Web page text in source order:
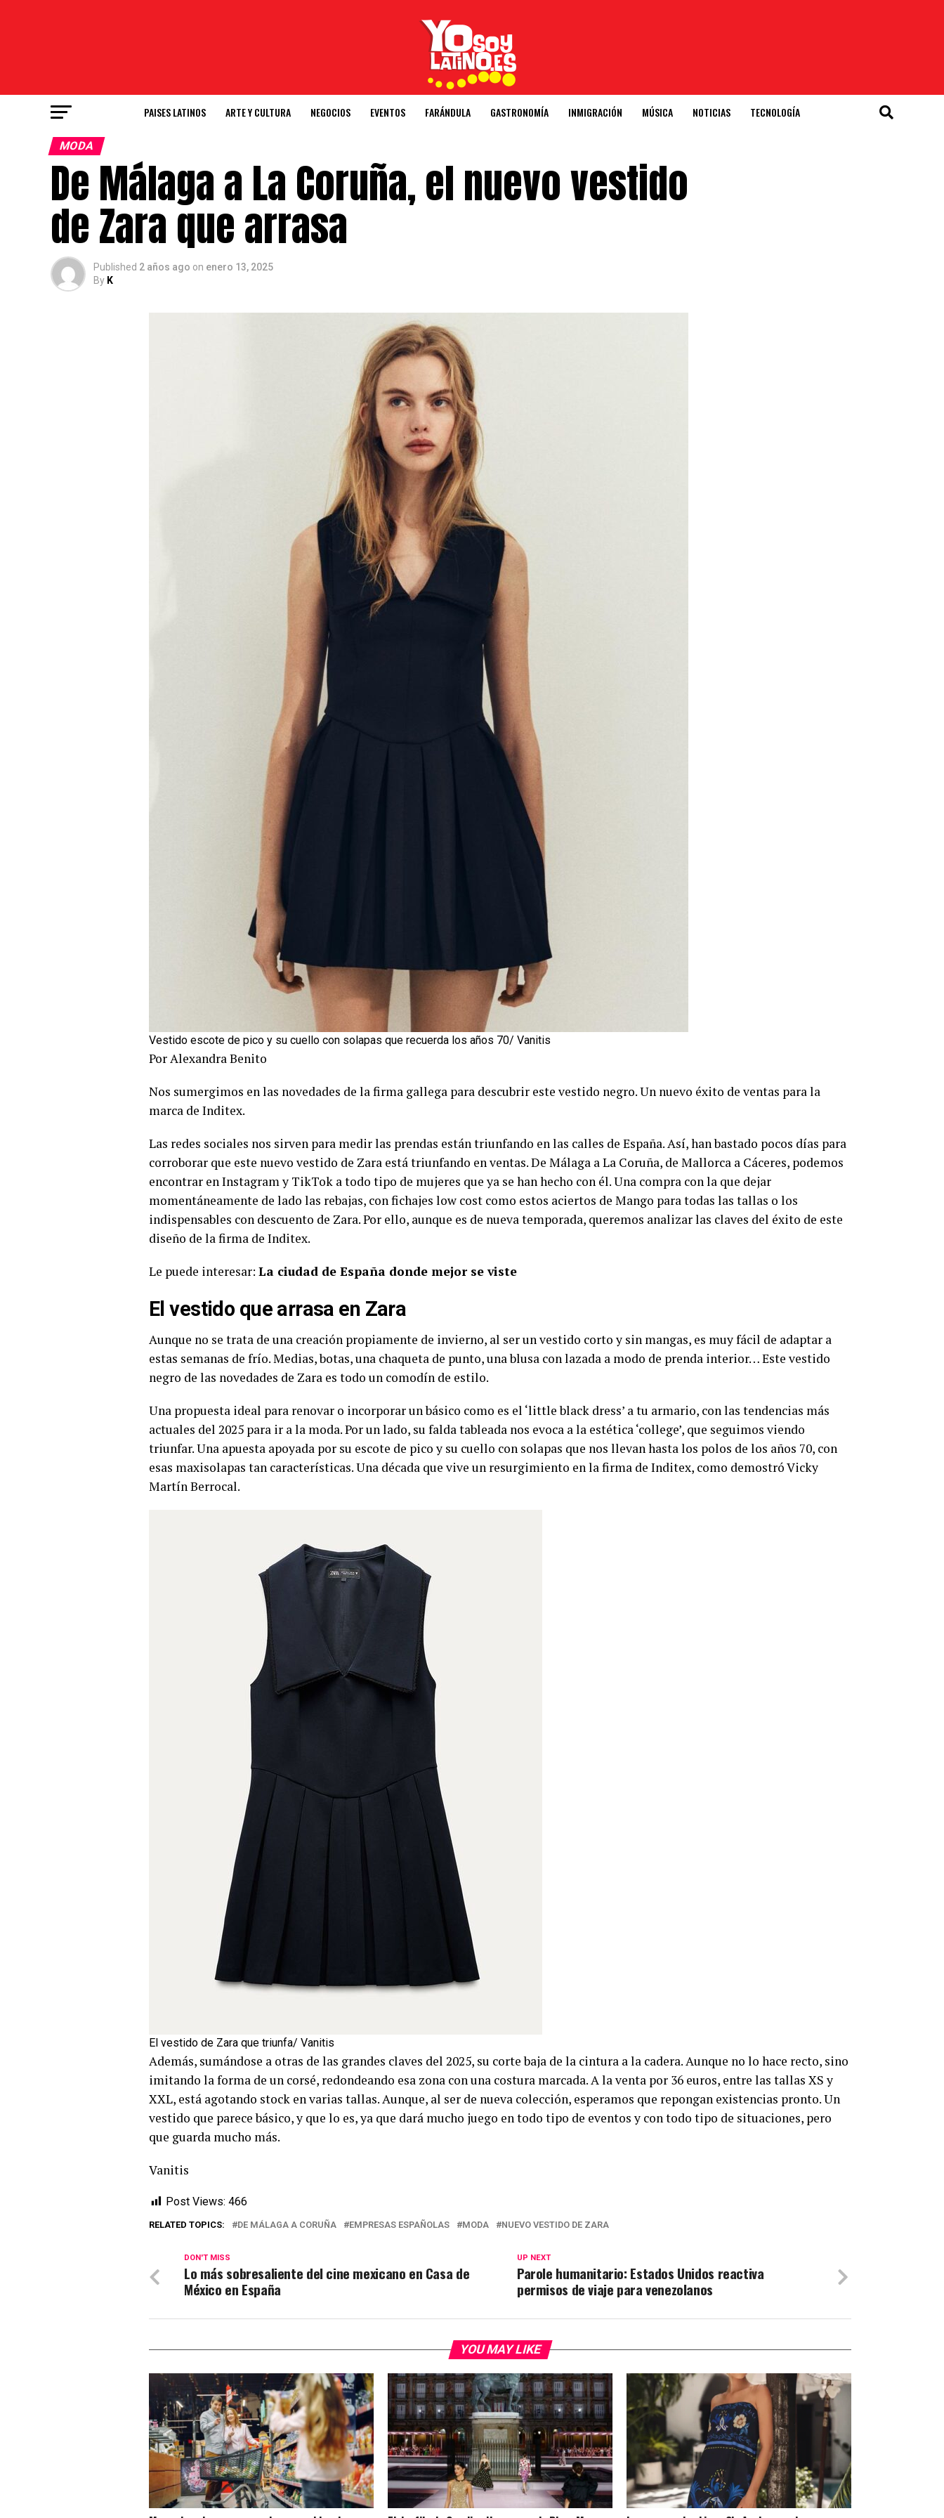
PAISES LATINOS ARTE Y CULTURA NEGOCIOS EVENTOS FARÁNDULA GASTRONOMÍA INMIGRACIÓN MÚSICA NOTICIAS TECNOLOGÍA
MODA
De Málaga a La Coruña, el nuevo vestido
de Zara que arrasa
Published 2 años ago on enero 13, 2025
By K
Vestido escote de pico y su cuello con solapas que recuerda los años 70/ Vanitis
Por Alexandra Benito
Nos sumergimos en las novedades de la firma gallega para descubrir este vestido negro. Un nuevo éxito de ventas para la
marca de Inditex.
Las redes sociales nos sirven para medir las prendas están triunfando en las calles de España. Así, han bastado pocos días para
corroborar que este nuevo vestido de Zara está triunfando en ventas. De Málaga a La Coruña, de Mallorca a Cáceres, podemos
encontrar en Instagram y TikTok a todo tipo de mujeres que ya se han hecho con él. Una compra con la que dejar
momentáneamente de lado las rebajas, con fichajes low cost como estos aciertos de Mango para todas las tallas o los
indispensables con descuento de Zara. Por ello, aunque es de nueva temporada, queremos analizar las claves del éxito de este
diseño de la firma de Inditex.
Le puede interesar: La ciudad de España donde mejor se viste
El vestido que arrasa en Zara
Aunque no se trata de una creación propiamente de invierno, al ser un vestido corto y sin mangas, es muy fácil de adaptar a
estas semanas de frío. Medias, botas, una chaqueta de punto, una blusa con lazada a modo de prenda interior… Este vestido
negro de las novedades de Zara es todo un comodín de estilo.
Una propuesta ideal para renovar o incorporar un básico como es el ‘little black dress’ a tu armario, con las tendencias más
actuales del 2025 para ir a la moda. Por un lado, su falda tableada nos evoca a la estética ‘college’, que seguimos viendo
triunfar. Una apuesta apoyada por su escote de pico y su cuello con solapas que nos llevan hasta los polos de los años 70, con
esas maxisolapas tan características. Una década que vive un resurgimiento en la firma de Inditex, como demostró Vicky
Martín Berrocal.
El vestido de Zara que triunfa/ Vanitis
Además, sumándose a otras de las grandes claves del 2025, su corte baja de la cintura a la cadera. Aunque no lo hace recto, sino
imitando la forma de un corsé, redondeando esa zona con una costura marcada. A la venta por 36 euros, entre las tallas XS y
XXL, está agotando stock en varias tallas. Aunque, al ser de nueva colección, esperamos que repongan existencias pronto. Un
vestido que parece básico, y que lo es, ya que dará mucho juego en todo tipo de eventos y con todo tipo de situaciones, pero
que guarda mucho más.
Vanitis
Post Views: 466
RELATED TOPICS: DE MÁLAGA A CORUÑA EMPRESAS ESPAÑOLAS MODA NUEVO VESTIDO DE ZARA
UP NEXT
Parole humanitario: Estados Unidos reactiva
permisos de viaje para venezolanos
DON'T MISS
Lo más sobresaliente del cine mexicano en Casa de
México en España
YOU MAY LIKE